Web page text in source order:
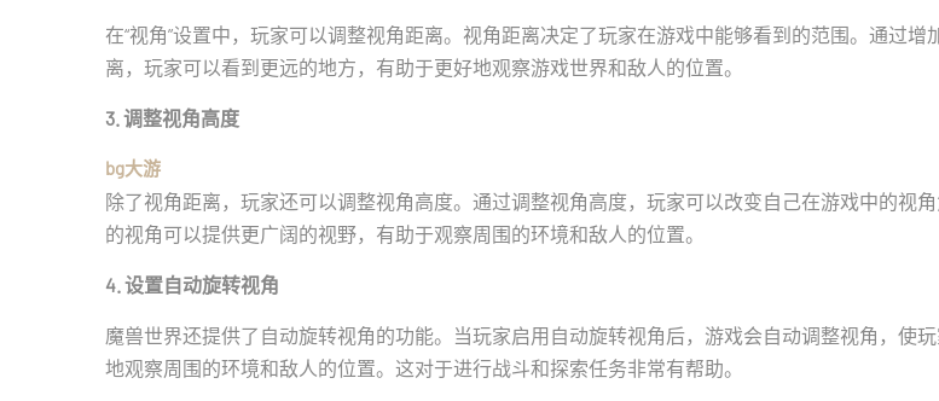
在“视角”设置中，玩家可以调整视角距离。视角距离决定了玩家在游戏中能够看到的范围。通过增
离，玩家可以看到更远的地方，有助于更好地观察游戏世界和敌人的位置。
3. 调整视角高度
bg大游
除了视角距离，玩家还可以调整视角高度。通过调整视角高度，玩家可以改变自己在游戏中的视
的视角可以提供更广阔的视野，有助于观察周围的环境和敌人的位置。
4. 设置自动旋转视角
魔兽世界还提供了自动旋转视角的功能。当玩家启用自动旋转视角后，游戏会自动调整视角，使
地观察周围的环境和敌人的位置。这对于进行战斗和探索任务非常有帮助。